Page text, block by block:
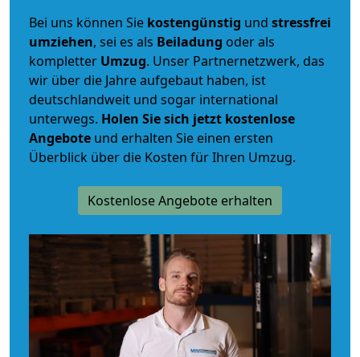
Bei uns können Sie kostengünstig und stressfrei
umziehen, sei es als Beiladung oder als
kompletter Umzug. Unser Partnernetzwerk, das
wir über die Jahre aufgebaut haben, ist
deutschlandweit und sogar international
unterwegs. Holen Sie sich jetzt kostenlose
Angebote und erhalten Sie einen ersten
Überblick über die Kosten für Ihren Umzug.
Kostenlose Angebote erhalten